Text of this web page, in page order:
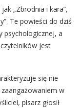
„Zbrodnia i kara”,
Te powieści do dziś
psychologicznej, a
jest
się nie
w
pisarz głosił